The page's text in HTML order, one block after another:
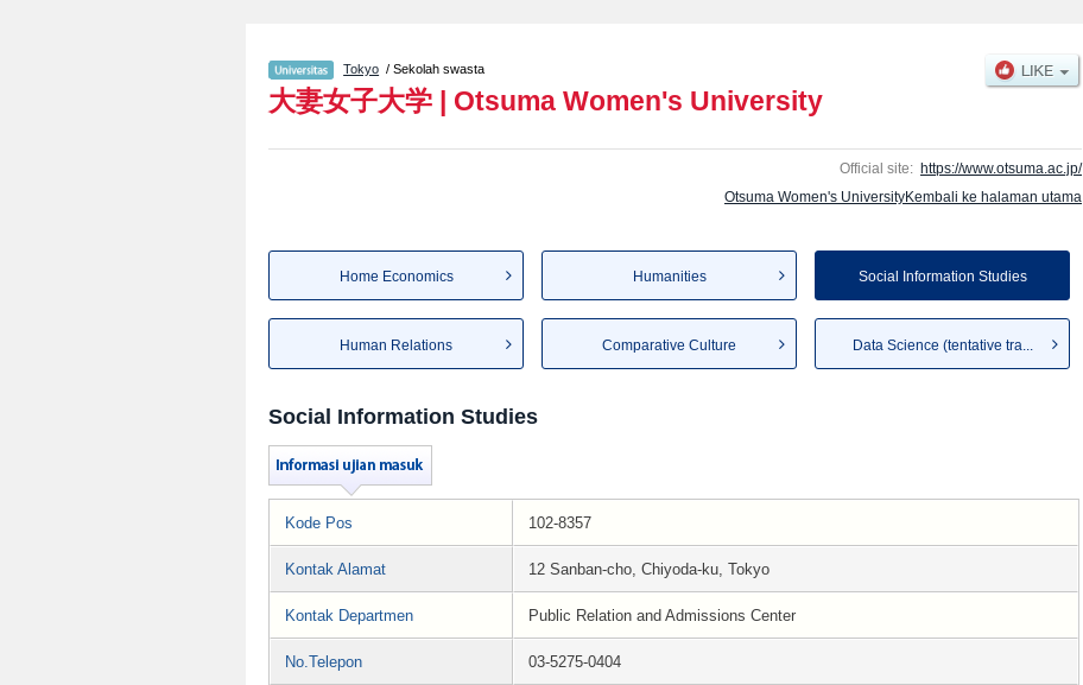
Tokyo / Sekolah swasta
大妻女子大学 | Otsuma Women's University
Official site: https://www.otsuma.ac.jp/
Otsuma Women's UniversityKembali ke halaman utama
Home Economics Humanities Social Information Studies
Human Relations Comparative Culture Data Science (tentative tra...
Social Information Studies
Kode Pos 102-8357
Kontak Alamat 12 Sanban-cho, Chiyoda-ku, Tokyo
Kontak Departmen Public Relation and Admissions Center
No.Telepon 03-5275-0404